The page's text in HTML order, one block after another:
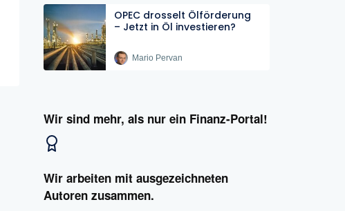
OPEC drosselt Ölförderung
– Jetzt in Öl investieren?
Mario Pervan
Wir sind mehr, als nur ein Finanz-Portal!
Wir arbeiten mit ausgezeichneten
Autoren zusammen.